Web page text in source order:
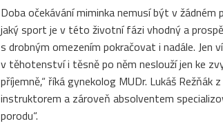
Doba očekávání miminka nemusí být v
jaký sport je v této životní fázi vhodný a
s drobným omezením pokračovat i nadále. Jen
v těhotenství i těsně po něm neslouží jen ke
příjemně,“ říká gynekolog MUDr. Lukáš
instruktorem a zároveň absolventem
porodu“.